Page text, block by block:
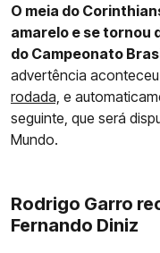
O meia do
amarelo e se tornou
do Campeonato
advertência
rodada, e
seguinte, que será
Mundo.
Rodrigo Garro
Fernando Diniz